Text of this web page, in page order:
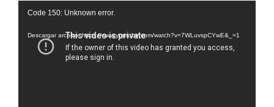
Reproductor
vídeo
Code 150: Unknown error.
Descargar archivo: https://www.youtube.com/watch?v=7WLuvspCYwE&_=1